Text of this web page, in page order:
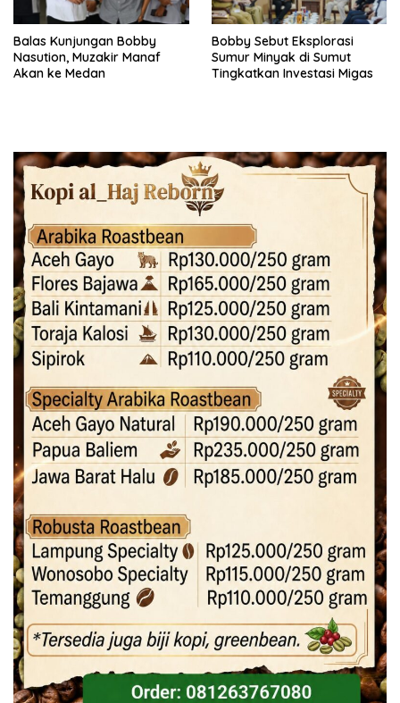
Balas Kunjungan Bobby
Nasution, Muzakir Manaf
Akan ke Medan
Bobby Sebut Eksplorasi
Sumur Minyak di Sumut
Tingkatkan Investasi Migas